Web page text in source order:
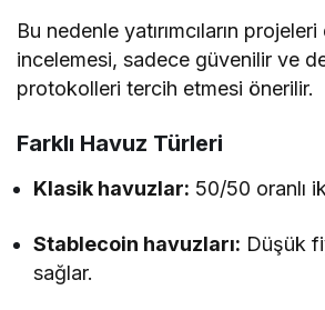
Bu nedenle yatırımcıların projeleri
incelemesi, sadece güvenilir ve
protokolleri tercih etmesi önerilir.
Farklı Havuz Türleri
Klasik havuzlar: 50/50 oranlı
Stablecoin havuzları: Düşük
sağlar.